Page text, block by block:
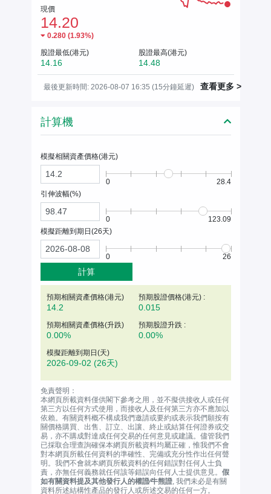
現價
14.20
0.280(1.93%)
股證最低(港元)
14.16
股證最高(港元)
14.48
最後更新時間: 2026-08-07 16:35 (15分鐘延遲) 查看更多 >
計算機
模擬相關資產價格(港元)
0
28.4
引伸波幅(%)
0
123.09
模擬距離到期日(26天)
0 26
計算
預期相關資產價格(港元)
14.2
預期股證價格(港元) :
0.015
預期相關資產價格(升跌)
0.00%
預期股證升跌 :
0.00%
模擬距離到期日(天)
2026-09-02 (26天)
免責聲明：
本網頁所載資料僅供閣下參考之用，並不擬供接收人或任何
第三方以任何方式使用，而接收人及任何第三方亦不應加以
依賴。有關資料概不構成我們邀請或要約或表示我們願按有
關價格購買、出售、訂立、出讓、終止或結算任何證券或交
易，亦不購成對達成任何交易的任何意見或建議。儘管我們
已採取合理查詢確保本網頁所載資料均屬正確，惟我們不會
對本網頁所載任何資料的準確性、完備或充分性作出任何聲
明。我們不會就本網頁所載資料的任何錯誤對任何人士負
責，亦無任何義務就任何該等錯誤向任何人士提供意見。 假
如有關資料提及其他發行人的權證∕牛熊證, 我們未必是有關
資料所述結構性產品的發行人或所述交易的任何一方。